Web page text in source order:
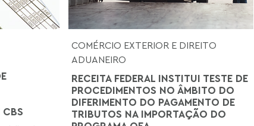
CBS
COMÉRCIO EXTERIOR E DIREITO
ADUANEIRO
RECEITA FEDERAL INSTITUI TESTE DE
PROCEDIMENTOS NO ÂMBITO DO
DIFERIMENTO DO PAGAMENTO DE
TRIBUTOS NA IMPORTAÇÃO DO